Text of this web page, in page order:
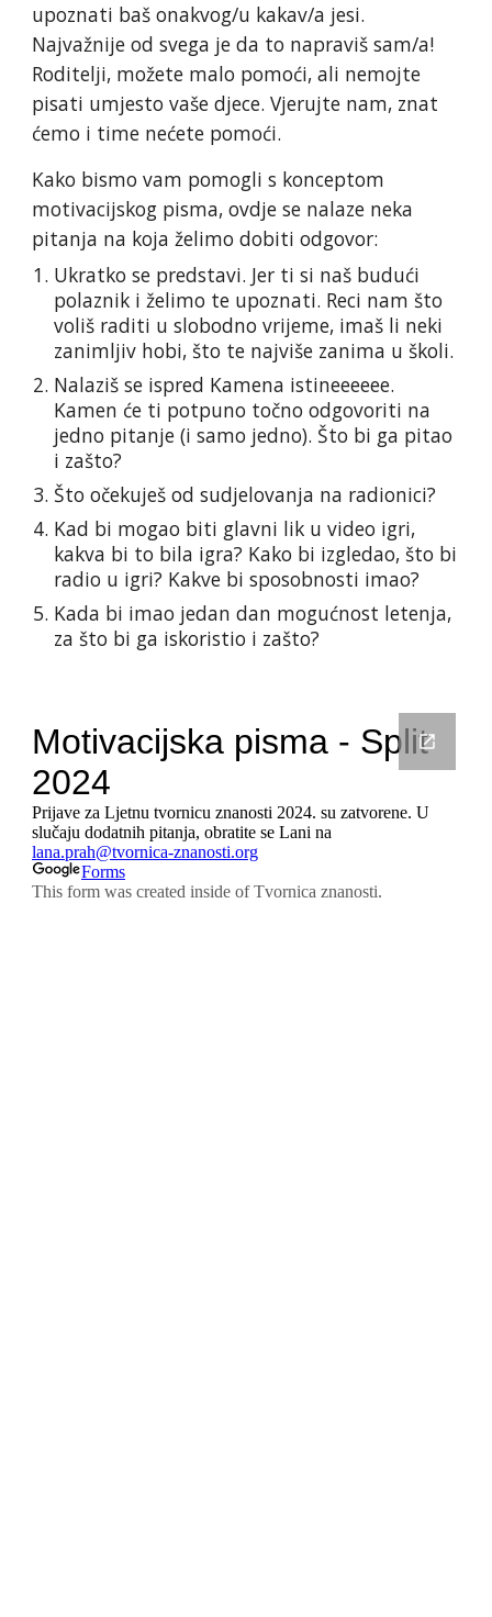
upoznati baš onakvog/u kakav/a jesi.
Najvažnije od svega je da to napraviš sam/a!
Roditelji, možete malo pomoći, ali nemojte
pisati umjesto vaše djece. Vjerujte nam, znat
ćemo i time nećete pomoći.
Kako bismo vam pomogli s konceptom
motivacijskog pisma, ovdje se nalaze neka
pitanja na koja želimo dobiti odgovor:
Ukratko se predstavi. Jer ti si naš budući
polaznik i želimo te upoznati. Reci nam što
voliš raditi u slobodno vrijeme, imaš li neki
zanimljiv hobi, što te najviše zanima u školi.
Nalaziš se ispred Kamena istineeeeee.
Kamen će ti potpuno točno odgovoriti na
jedno pitanje (i samo jedno). Što bi ga pitao
i zašto?
Što očekuješ od sudjelovanja na radionici?
Kad bi mogao biti glavni lik u video igri,
kakva bi to bila igra? Kako bi izgledao, što bi
radio u igri? Kakve bi sposobnosti imao?
Kada bi imao jedan dan mogućnost letenja,
za što bi ga iskoristio i zašto?